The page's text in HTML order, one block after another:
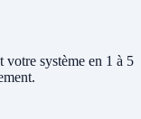
votre système en 1 à 5